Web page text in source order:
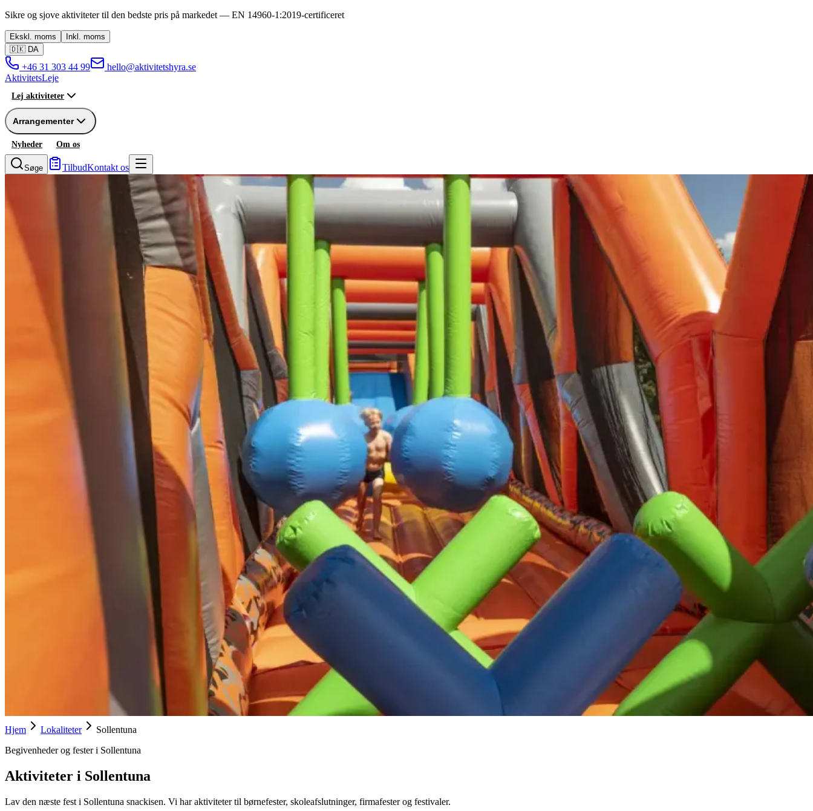
Sikre og sjove aktiviteter til den bedste pris på markedet — EN 14960-1:2019-certificeret
Ekskl. moms Inkl. moms
🇩🇰 DA
+46 31 303 44 99
hello@aktivitetshyra.se
AktivitetsLeje
Lej aktiviteter
Arrangementer
Nyheder Om os
Søge TilbudKontakt os
Hjem Lokaliteter
Sollentuna
Begivenheder og fester i Sollentuna
Aktiviteter i Sollentuna
Lav den næste fest i Sollentuna snackisen. Vi har aktiviteter til børnefester, skoleafslutninger, firmafester og festivaler.